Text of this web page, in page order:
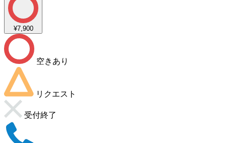
¥7,900
空きあり
リクエスト
受付終了